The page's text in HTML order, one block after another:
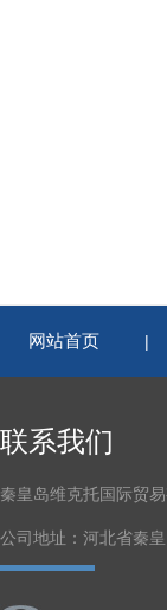
网站首页 |
联系我们
秦皇岛维克托国际贸易
公司地址：河北省秦